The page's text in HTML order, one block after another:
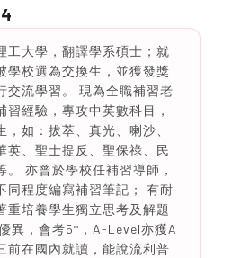
工大學，翻譯學系碩士；就
學校選為交換生，並獲發獎
交流學習。 現為全職補習老
習經驗，專攻中英數科目，
，如：拔萃、真光、喇沙、
英、聖士提反、聖保祿、民
。 亦曾於學校任補習導師，
同程度編寫補習筆記； 有耐
重培養學生獨立思考及解題
異，會考5*，A-Level亦獲A
前在國內就讀，能說流利普